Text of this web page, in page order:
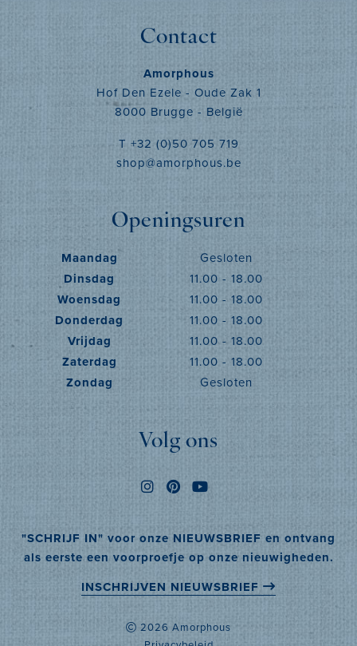
Contact
Amorphous
Hof Den Ezele - Oude Zak 1
8000 Brugge - België
T +32 (0)50 705 719
shop@amorphous.be
Openingsuren
Maandag Gesloten
Dinsdag 11.00 - 18.00
Woensdag 11.00 - 18.00
Donderdag 11.00 - 18.00
Vrijdag 11.00 - 18.00
Zaterdag 11.00 - 18.00
Zondag Gesloten
Volg ons
"SCHRIJF IN" voor onze NIEUWSBRIEF en ontvang
als eerste een voorproefje op onze nieuwigheden.
INSCHRIJVEN NIEUWSBRIEF
2026 Amorphous